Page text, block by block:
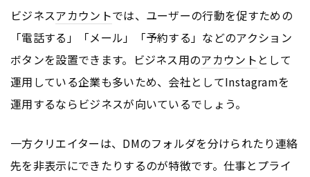
ビジネスアカウントでは、ユーザーの行動を促すための
「電話する」「メール」「予約する」などのアクション
ボタンを設置できます。ビジネス用のアカウント として
運用している企業も多いため、会社としてInstagramを
運用するならビジネスが向いているでしょう。
一方クリエイターは、DMのフォルダを分けられたり連絡
先を非表示にできたりするのが特徴です。仕事とプライ